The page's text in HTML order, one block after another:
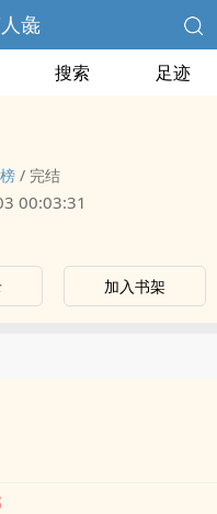
彘
搜索 足迹
/ 完结
00:03:31
加入书架